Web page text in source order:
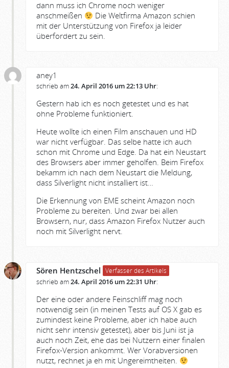
dann muss ich Chrome noch weniger
anschmeißen
Die Weltfirma Amazon schien
mit der Unterstützung von Firefox ja leider
überfordert zu sein.
aney1
schrieb am24. April 2016 um 22:13 Uhr:
Gestern hab ich es noch getestet und es hat
ohne Probleme funktioniert.
Heute wollte ich einen Film anschauen und HD
war nicht verfügbar. Das selbe hatte ich auch
schon mit Chrome und Edge. Da hat ein Neustart
des Browsers aber immer geholfen. Beim Firefox
bekamm ich nach dem Neustart die Meldung,
dass Silverlight nicht installiert ist…
Die Erkennung von EME scheint Amazon noch
Probleme zu bereiten. Und zwar bei allen
Browsern, nur, dass Amazon Firefox Nutzer auch
noch mit Silverlight nervt.
Sören Hentzschel Verfasser des Artikels
schrieb am24. April 2016 um 22:31 Uhr:
Der eine oder andere Feinschliff mag noch
notwendig sein (in meinen Tests auf OS X gab es
zumindest keine Probleme, aber ich habe auch
nicht sehr intensiv getestet), aber bis Juni ist ja
auch noch Zeit, ehe das bei Nutzern einer finalen
Firefox-Version ankommt. Wer Vorabversionen
nutzt, rechnet ja eh mit Ungereimtheiten.